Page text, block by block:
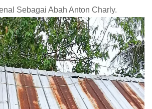
Sebagai Abah Anton Charly.